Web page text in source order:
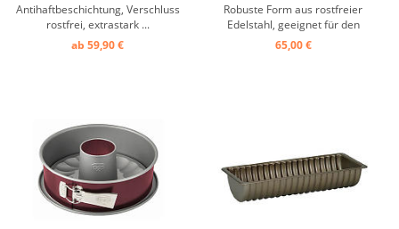
Antihaftbeschichtung, Verschluss
rostfrei, extrastark ...
ab 59,90 €
Robuste Form aus rostfreier
Edelstahl, geeignet für den
intensiven professionellen
Gebrauch. Perfekt gleichmäßiges
65,00 €